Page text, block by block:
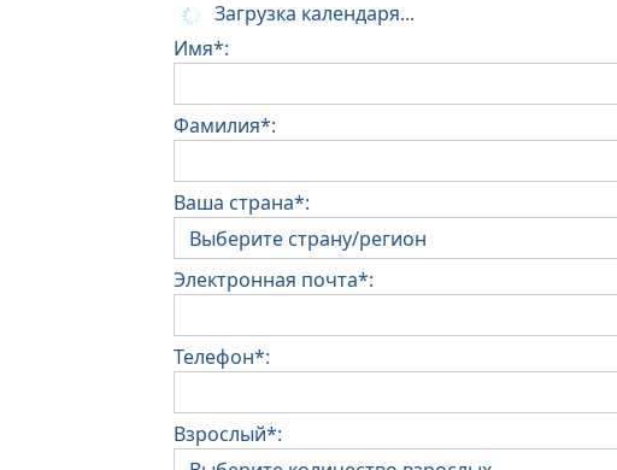
Загрузка календаря...
Имя*:
Фамилия*:
Ваша страна*:
Электронная почта*:
Телефон*:
Взрослый*: